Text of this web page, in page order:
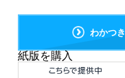
わかつ
紙版を購入